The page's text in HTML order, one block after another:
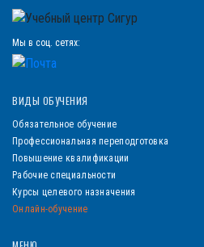
Мы в соц. сетях:
ВИДЫ ОБУЧЕНИЯ
Обязательное обучение
Профессиональная переподготовка
Повышение квалификации
Рабочие специальности
Курсы целевого назначения
Онлайн-обучение